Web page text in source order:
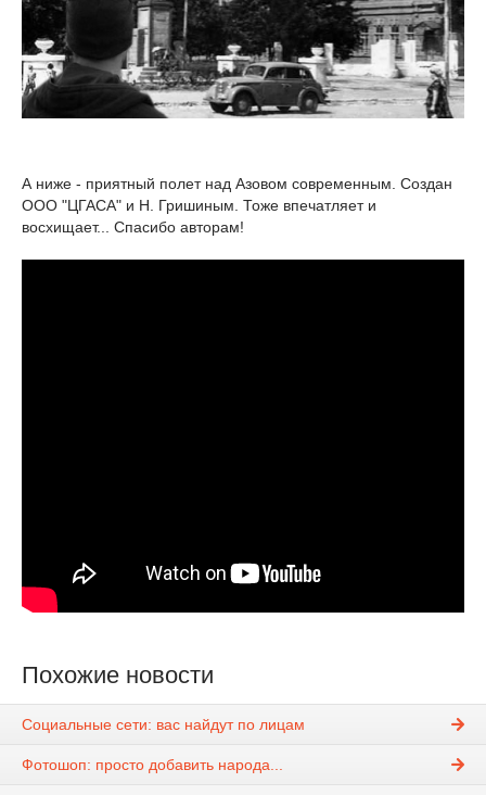
А ниже - приятный полет над Азовом современным. Создан
ООО "ЦГАСА" и Н. Гришиным. Тоже впечатляет и
восхищает... Спасибо авторам!
Похожие новости
Социальные сети: вас найдут по лицам
Фотошоп: просто добавить народа...